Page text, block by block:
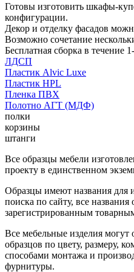
Готовы изготовить шкафы-
конфигурации.
Декор и отделку фасадов
Возможно сочетание
Бесплатная сборка в течение
ЛДСП
Пластик Alvic Luxe
Пластик HPL
Пленка ПВХ
Полотно АГТ (МДФ)
полки
корзины
штанги
Все образцы мебели
проекту в единственном
Образцы имеют названия для
поиска по сайту, все названия
зарегистрированным
Все мебельные изделия могут
образцов по цвету, размеру,
способами монтажа и
фурнитуры.